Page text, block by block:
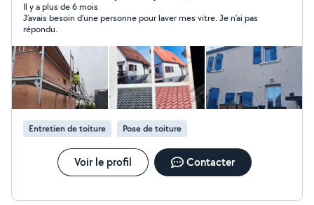
Il y a plus de 6 mois
J’avais besoin d’une personne pour laver mes vitre. Je n’ai pas
répondu.
Entretien de toiture Pose de toiture
Voir le profil Contacter